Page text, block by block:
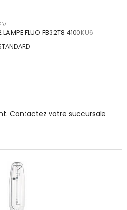
FLUO FB32T8 4100KU6
Contactez votre succursale